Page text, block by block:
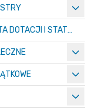
PODSTAWOWA KWOTA DOTACJI I STATYSTYCZNA LICZBA UCZNIÓW